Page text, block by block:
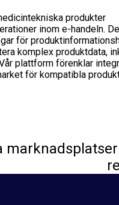
produkter
inom e-handeln.
för
komplex produktdata,
plattform förenklar
för kompatibla